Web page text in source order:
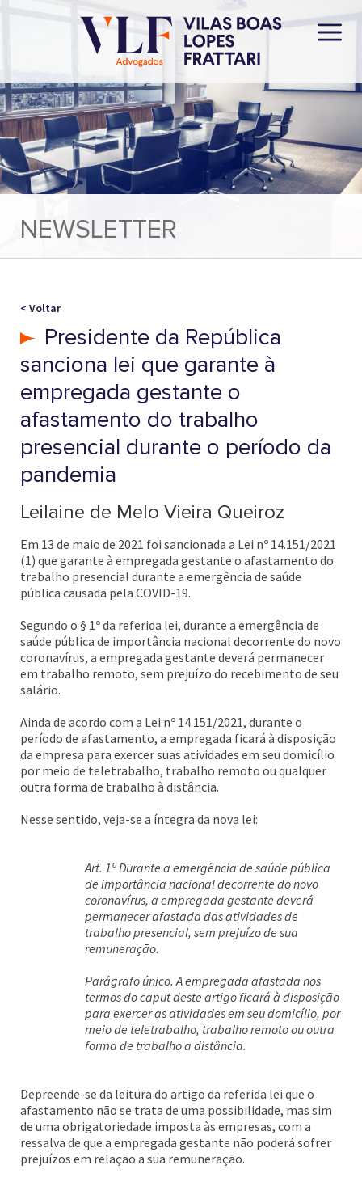
NEWSLETTER
< Voltar
Presidente da República
sanciona lei que garante à
empregada gestante o
afastamento do trabalho
presencial durante o período da
pandemia
Leilaine de Melo Vieira Queiroz
Em 13 de maio de 2021 foi sancionada a Lei nº 14.151/2021
(1) que garante à empregada gestante o afastamento do
trabalho presencial durante a emergência de saúde
pública causada pela COVID-19.
Segundo o § 1º da referida lei, durante a emergência de
saúde pública de importância nacional decorrente do novo
coronavírus, a empregada gestante deverá permanecer
em trabalho remoto, sem prejuízo do recebimento de seu
salário.
Ainda de acordo com a Lei nº 14.151/2021, durante o
período de afastamento, a empregada ficará à disposição
da empresa para exercer suas atividades em seu domicílio
por meio de teletrabalho, trabalho remoto ou qualquer
outra forma de trabalho à distância.
Nesse sentido, veja-se a íntegra da nova lei:
Art. 1º Durante a emergência de saúde pública
de importância nacional decorrente do novo
coronavírus, a empregada gestante deverá
permanecer afastada das atividades de
trabalho presencial, sem prejuízo de sua
remuneração.
Parágrafo único. A empregada afastada nos
termos do caput deste artigo ficará à disposição
para exercer as atividades em seu domicílio, por
meio de teletrabalho, trabalho remoto ou outra
forma de trabalho a distância.
Depreende-se da leitura do artigo da referida lei que o
afastamento não se trata de uma possibilidade, mas sim
de uma obrigatoriedade imposta às empresas, com a
ressalva de que a empregada gestante não poderá sofrer
prejuízos em relação a sua remuneração.